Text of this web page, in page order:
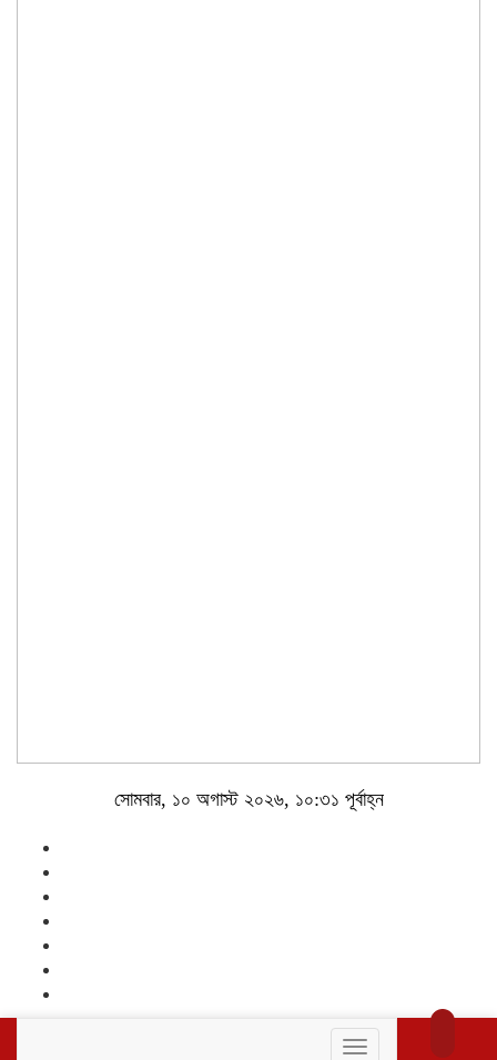
সোমবার, ১০ অগাস্ট ২০২৬, ১০:৩১ পূর্বাহ্ন
Toggle